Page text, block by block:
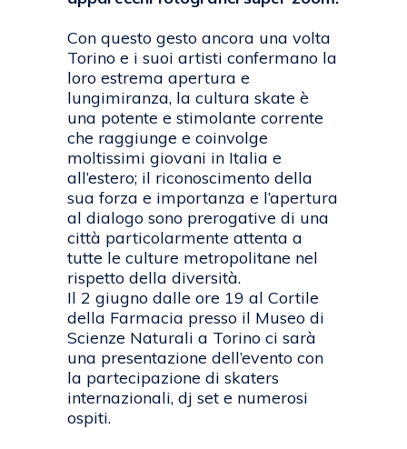
Con questo gesto ancora una volta
Torino e i suoi artisti confermano la
loro estrema apertura e
lungimiranza, la cultura skate è
una potente e stimolante corrente
che raggiunge e coinvolge
moltissimi giovani in Italia e
all’estero; il riconoscimento della
sua forza e importanza e l’apertura
al dialogo sono prerogative di una
città particolarmente attenta a
tutte le culture metropolitane nel
rispetto della diversità.
Il 2 giugno dalle ore 19 al Cortile
della Farmacia presso il Museo di
Scienze Naturali a Torino ci sarà
una presentazione dell’evento con
la partecipazione di skaters
internazionali, dj set e numerosi
ospiti.